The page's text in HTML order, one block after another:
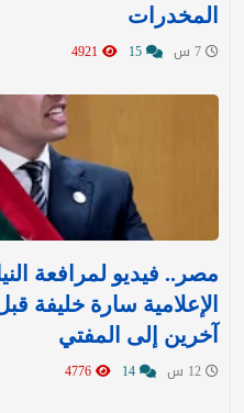
المخدرات
مصر.. فيديو لمرافعة
آخرين إلى المفتي